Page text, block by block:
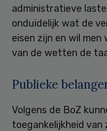
administratieve
onduidelijk wat de
eisen zijn en wil
van de wetten de
Publieke
Volgens de BoZ
toegankelijkheid